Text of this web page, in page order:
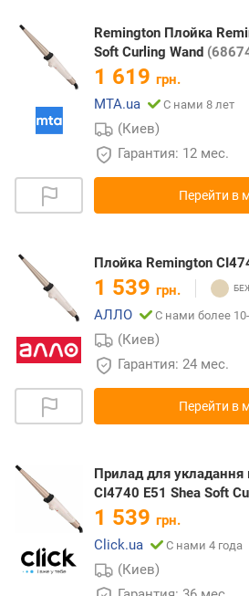
Remington Плойка
Soft Curling Wand
1 619 грн.
MTA.ua
С нами 8 лет
(Киев)
Гарантия: 12 мес.
Перейти в
Плойка Remington
1 539 грн.
АЛЛО
С нами более
(Киев)
Гарантия: 24 мес.
Перейти в
Прилад для укладання
CI4740 E51 Shea Soft
1 539 грн.
Click.ua
С нами 4 года
(Киев)